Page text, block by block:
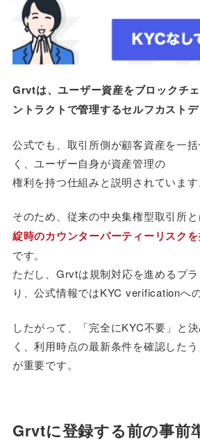
Grvtに登録してトレードするメリ
一覧
Grvtで口座開設して実際にトレー
Grvtに登録する際によくある質問
GRVTの出金手数料はいくら
GrvtはAPIの提供をしています
まとめ：Grvtに登録してKYCなし
体験しよう！
Grvtは、ユーザー資産をブロックチ
ントラクトで管理するセルフカスト
公式でも、取引所側が顧客資産を一
く、ユーザー自身が資産管理の
権利を持つ仕組みと説明されています
そのため、従来の中央集権型取引所
綻時のカウンターパーティーリスク
です。
ただし、Grvtは規制対応を進めるプ
り、公式情報ではKYC verificationへ
したがって、「完全にKYC不要」と
く、利用時点の最新条件を確認した
が重要です。
Grvtに登録する前の事前